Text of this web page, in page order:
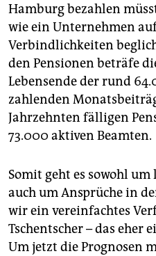
Hamburg bezahlen
wie ein Unternehmen
Verbindlichkeiten
den Pensionen beträfe
Lebensende der rund
zahlenden
Jahrzehnten fälligen
73.000 aktiven Beamten.
Somit geht es sowohl
auch um Ansprüche in
wir ein vereinfachtes
Tschentscher – das eher
Um jetzt die Prognosen